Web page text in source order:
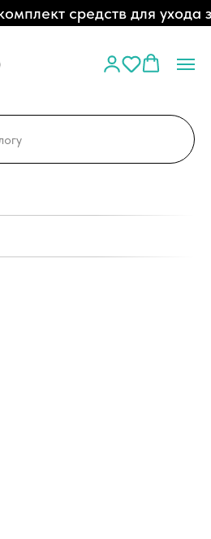
средств для ухода